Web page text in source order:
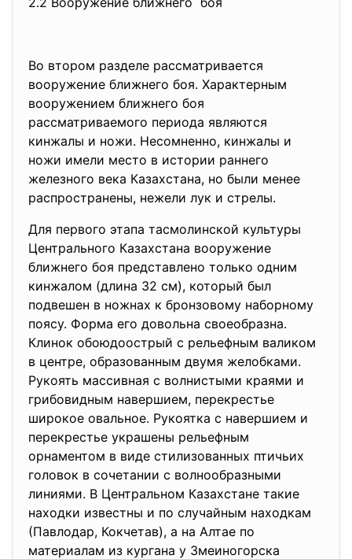
Во втором разделе рассматривается
вооружение ближнего боя. Характерным
вооружением ближнего боя
рассматриваемого периода являются
кинжалы и ножи. Несомненно, кинжалы и
ножи имели место в истории раннего
железного века Казахстана, но были менее
распространены, нежели лук и стрелы.
Для первого этапа тасмолинской культуры
Центрального Казахстана вооружение
ближнего боя представлено только одним
кинжалом (длина 32 см), который был
подвешен в ножнах к бронзовому наборному
поясу. Форма его довольна своеобразна.
Клинок обоюдоострый с рельефным валиком
в центре, образованным двумя желобками.
Рукоять массивная с волнистыми краями и
грибовидным навершием, перекрестье
широкое овальное. Рукоятка с навершием и
перекрестье украшены рельефным
орнаментом в виде стилизованных птичьих
головок в сочетании с волнообразными
линиями. В Центральном Казахстане такие
находки известны и по случайным находкам
(Павлодар, Кокчетав), а на Алтае по
материалам из кургана у Змеиногорска